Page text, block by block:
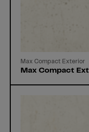
Max Compact Exterior
Max Compact